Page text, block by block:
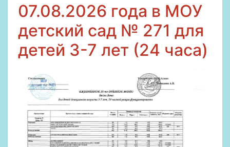
07.08.2026 года в МОУ
детский сад № 271 для
детей 3-7 лет (24 часа)